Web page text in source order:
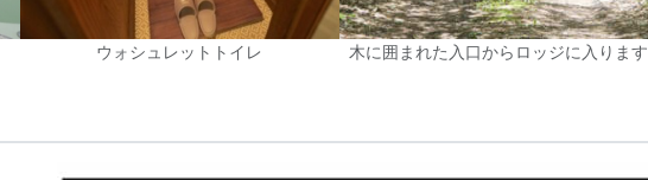
ウォシュレットトイレ 木に囲まれた入口からロッジに入ります